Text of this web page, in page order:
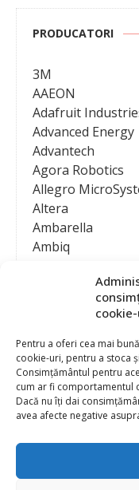
Pentru a oferi cea mai
cookie-uri, pentru a stoca
Consimțământul pentru
cum ar fi comportamentul
Dacă nu îți dai
avea afecte negative
PRODUCATORI
3M
AAEON
Adafruit
Advanced Energy
Advantech
Agora Robotics
Allegro
Altera
Ambarella
Ambiq
Analog Devices
Anritsu
Ansys
APS
Arduino
Arm
Asentics
ATEN